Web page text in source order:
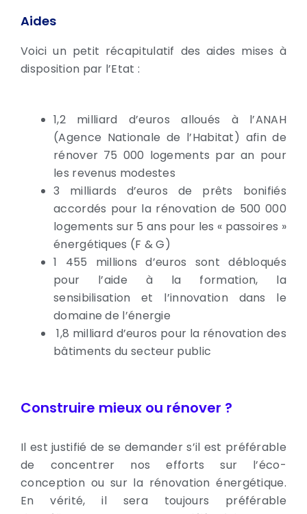
Aides
Voici un petit récapitulatif des aides mises à
disposition par l’Etat :
1,2 milliard d’euros alloués à l’ANAH
(Agence Nationale de l’Habitat) afin de
rénover 75 000 logements par an pour
les revenus modestes
3 milliards d’euros de prêts bonifiés
accordés pour la rénovation de 500 000
logements sur 5 ans pour les « passoires »
énergétiques (F & G)
1 455 millions d’euros sont débloqués
pour l’aide à la formation, la
sensibilisation et l’innovation dans le
domaine de l’énergie
1,8 milliard d’euros pour la rénovation des
bâtiments du secteur public
Construire mieux ou rénover ?
Il est justifié de se demander s’il est préférable
de concentrer nos efforts sur l’éco-
conception ou sur la rénovation énergétique.
En vérité, il sera toujours préférable